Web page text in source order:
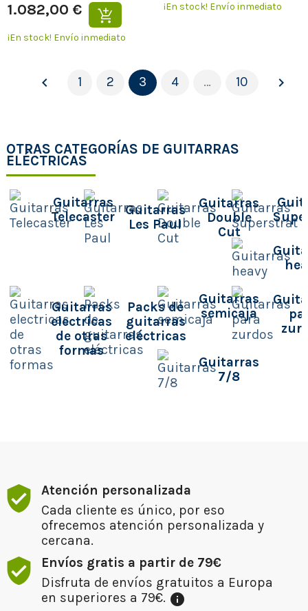
1.082,00 €
¡En stock! Envío inmediato
¡En stock! Envío inmediato
 1 2 3 4 … 10 
OTRAS CATEGORÍAS DE GUITARRAS
ELÉCTRICAS
Guitarras
Telecaster
Guitarras
Les Paul
Guitarras
Double
Cut
Guitarras
electricas
de otras
formas
Packs de
guitarras
eléctricas
Guitarras
semicaja
Guitarras
7/8
Atención personalizada
Cada cliente es único, por eso
ofrecemos atención personalizada y
cercana.
Envíos gratis a partir de 79€
Disfruta de envíos gratuitos a Europa
en superiores a 79€. info